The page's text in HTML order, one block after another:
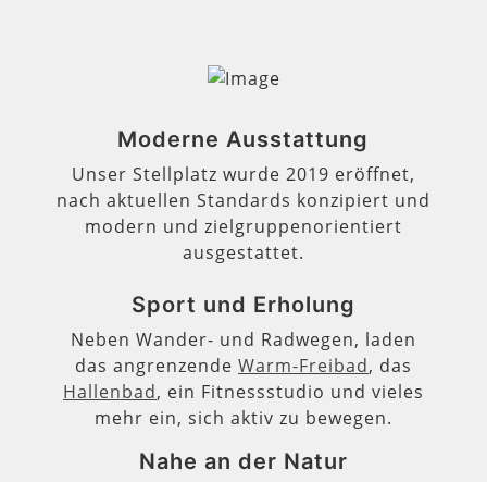
Moderne Ausstattung
Unser Stellplatz wurde 2019 eröffnet,
nach aktuellen Standards konzipiert und
modern und zielgruppenorientiert
ausgestattet.
Sport und Erholung
Neben Wander- und Radwegen, laden
das angrenzende Warm-Freibad, das
Hallenbad, ein Fitnessstudio und vieles
mehr ein, sich aktiv zu bewegen.
Nahe an der Natur